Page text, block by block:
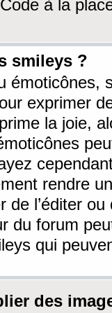
à la
smileys ?
émoticônes,
exprimer
la joie,
rendre
de l’éditer
du forum
qui
des